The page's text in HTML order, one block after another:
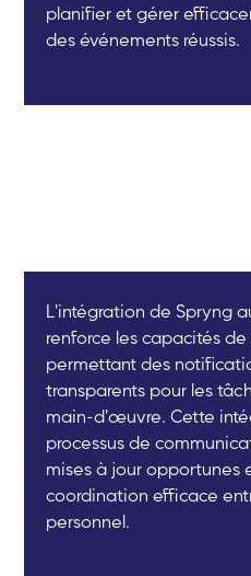
planifier et gérer
des événements réussis.
L'intégration de Spryng
renforce les capacités
permettant des
transparents pour les
main-d'œuvre. Cette
processus de
mises à jour opportunes
coordination efficace
personnel.